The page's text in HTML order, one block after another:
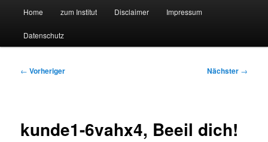
Suchmaschine Forschung und
Technologie
Zum
primären
Zum
sekundären
Home zum Institut Disclaimer Impressum
Datenschutz
Beitragsnavigation
← Vorheriger Nächster →
kunde1-6vahx4, Beeil dich!